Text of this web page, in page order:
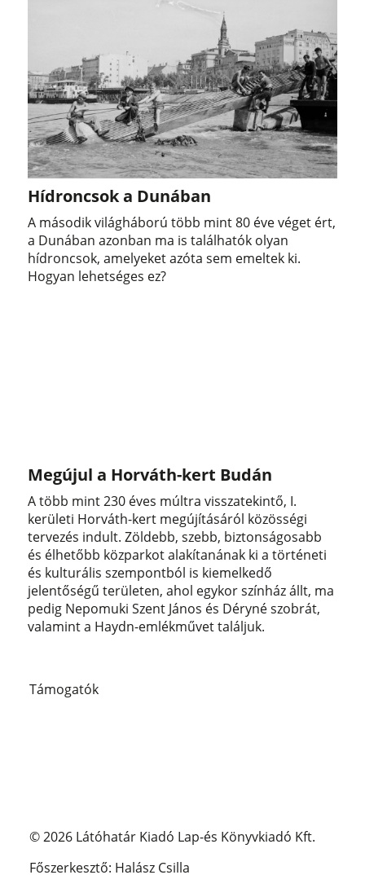
Hídroncsok a Dunában
A második világháború több mint 80 éve véget ért,
a Dunában azonban ma is találhatók olyan
hídroncsok, amelyeket azóta sem emeltek ki.
Hogyan lehetséges ez?
Megújul a Horváth-kert Budán
A több mint 230 éves múltra visszatekintő, I.
kerületi Horváth-kert megújításáról közösségi
tervezés indult. Zöldebb, szebb, biztonságosabb
és élhetőbb közparkot alakítanának ki a történeti
és kulturális szempontból is kiemelkedő
jelentőségű területen, ahol egykor színház állt, ma
pedig Nepomuki Szent János és Déryné szobrát,
valamint a Haydn-emlékművet találjuk.
Támogatók
© 2026 Látóhatár Kiadó Lap-és Könyvkiadó Kft.
Főszerkesztő: Halász Csilla